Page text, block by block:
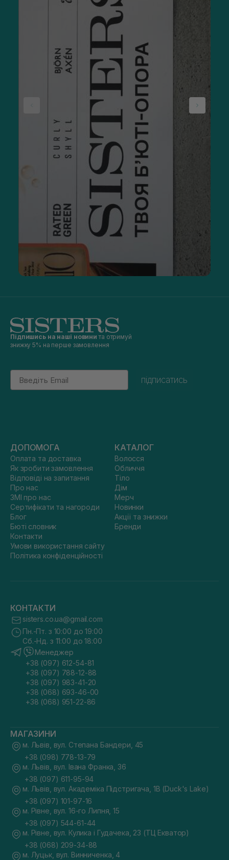
Підпишись на наші новини та отримуй
знижку 5% на перше замовлення
Email
підписатись
ДОПОМОГА
Оплата та доставка
Як зробити замовлення
Відповіді на запитання
Про нас
ЗМІ про нас
Сертифікати та нагороди
Блог
Бюті словник
Контакти
Умови використання сайту
Політика конфіденційності
КАТАЛОГ
Волосся
Обличчя
Тіло
Дім
Мерч
Новинки
Акції та знижки
Бренди
КОНТАКТИ
sisters.co.ua@gmail.com
Пн.-Пт. з 10:00 до 19:00
Сб.-Нд. з 11:00 до 18:00
Менеджер
+38 (097) 612-54-81
+38 (097) 788-12-88
+38 (097) 983-41-20
+38 (068) 693-46-00
+38 (068) 951-22-86
МАГАЗИНИ
м. Львів, вул. Степана Бандери, 45
+38 (098) 778-13-79
м. Львів, вул. Івана Франка, 36
+38 (097) 611-95-94
м. Львів, вул. Академіка Підстригача, 1В (Duck's Lake)
+38 (097) 101-97-16
м. Рівне, вул. 16-го Липня, 15
+38 (097) 544-61-44
м. Рівне, вул. Кулика і Гудачека, 23 (ТЦ Екватор)
+38 (068) 209-34-88
м. Луцьк, вул. Винниченка, 4